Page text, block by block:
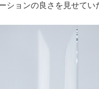
ションの良さを見せてい